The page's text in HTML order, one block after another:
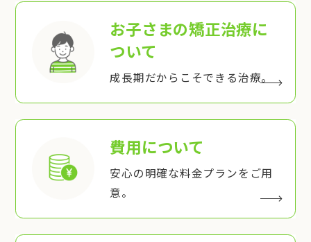
お子さまの矯正治療に
ついて
成長期だからこそできる治療。
費用について
安心の明確な料金プランをご用
意。